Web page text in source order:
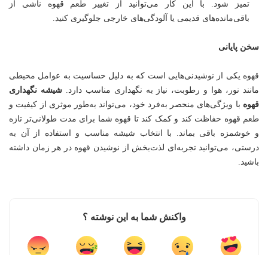
تمیز شود. با این کار می‌توانید از تغییر طعم قهوه ناشی از
باقی‌مانده‌های قدیمی یا آلودگی‌های خارجی جلوگیری کنید.
سخن پایانی
قهوه یکی از نوشیدنی‌هایی است که به دلیل حساسیت به عوامل محیطی
مانند نور، هوا و رطوبت، نیاز به نگهداری مناسب دارد.شیشه نگهداری
قهوه با ویژگی‌های منحصر به‌فرد خود، می‌تواند به‌طور موثری از کیفیت و
طعم قهوه حفاظت کند و کمک کند تا قهوه شما برای مدت طولانی‌تر تازه
و خوشمزه باقی بماند. با انتخاب شیشه مناسب و استفاده از آن به
درستی، می‌توانید تجربه‌ای لذت‌بخش از نوشیدن قهوه در هر زمان داشته
باشید.
واکنش شما به این نوشته ؟